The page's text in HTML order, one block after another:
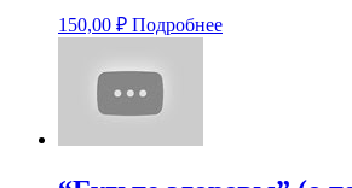
150,00 ₽ Подробнее